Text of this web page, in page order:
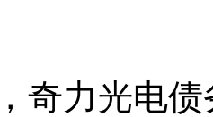
奇力光电